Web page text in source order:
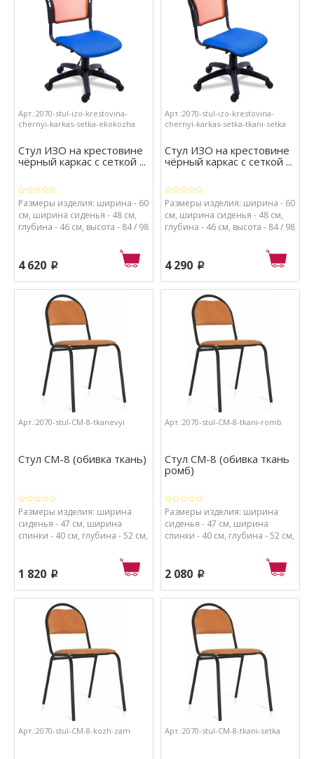
сиденья - поролон высокой
плотности.
сиденья - поролон высокой
плотности.
Арт.:2070-stul-izo-krestovina-
chernyi-karkas-setka-ekokozha
Стул ИЗО на крестовине
чёрный каркас с сеткой ...
Размеры изделия: ширина - 60
см, ширина сиденья - 48 см,
глубина - 46 см, высота - 84 / 98
- 48 / 62 см. Материалы: каркас
- металл с порошковым
ролики - пластик, спинка -
сетка и пластик, обивка
сиденья - экокожа, набивка
сиденья - поролон высокой
плотности.
4 620 p
Арт.:2070-stul-izo-krestovina-
chernyi-karkas-setka-tkani-setka
Стул ИЗО на крестовине
чёрный каркас с сеткой ...
Размеры изделия: ширина - 60
см, ширина сиденья - 48 см,
глубина - 46 см, высота - 84 / 98
- 48 / 62 см. Материалы: каркас
- металл с порошковым
ролики - пластик, спинка -
сетка и пластик, обивка
сиденья - ткань сетка, набивка
сиденья - поролон высокой
плотности.
4 290 p
Арт.:2070-stul-CM-8-tkanevyi
Стул СМ-8 (обивка ткань)
Размеры изделия: ширина
сиденья - 47 см, ширина
спинки - 40 см, глубина - 52 см,
до сиденья - 48 см. Материалы:
каркас - металл с порошковым
набивка сиденья - фанера и
пенополиуретан.
1 820 p
Арт.:2070-stul-CM-8-tkani-romb
Стул СМ-8 (обивка ткань
ромб)
Размеры изделия: ширина
сиденья - 47 см, ширина
спинки - 40 см, глубина - 52 см,
до сиденья - 48 см. Материалы:
каркас - металл с порошковым
набивка сиденья - фанера и
пенополиуретан.
2 080 p
Арт.:2070-stul-CM-8-kozh-zam Арт.:2070-stul-CM-8-tkani-setka